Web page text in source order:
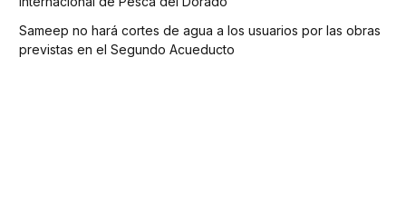
Sameep no hará cortes de agua a los usuarios por las obras
previstas en el Segundo Acueducto